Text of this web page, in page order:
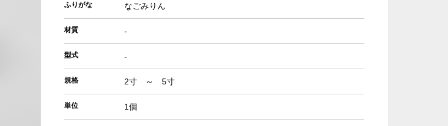
ふりがな なごみりん
材質 -
型式 -
規格 2寸 ～ 5寸
単位 1個